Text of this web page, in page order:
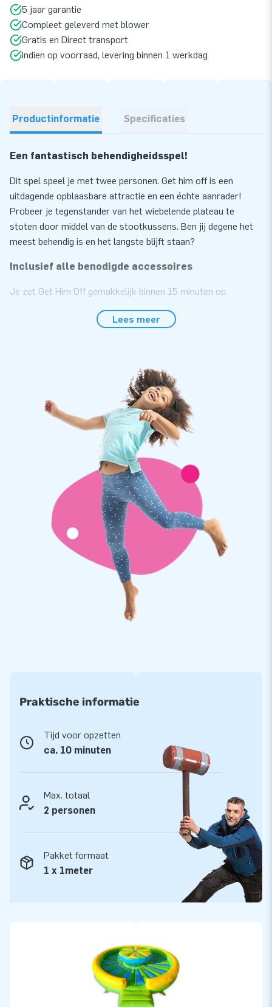
5 jaar garantie
Compleet geleverd met blower
Gratis en Direct transport
Indien op voorraad, levering binnen 1 werkdag
Productinformatie Specificaties
Een fantastisch behendigheidsspel!
Dit spel speel je met twee personen. Get him off is een
uitdagende opblaasbare attractie en een échte aanrader!
Probeer je tegenstander van het wiebelende plateau te
stoten door middel van de stootkussens. Ben jij degene het
meest behendig is en het langste blijft staan?
Inclusief alle benodigde accessoires
Je zet Get Him Off gemakkelijk binnen 15 minuten op.
evenement. We leveren hem in één deel, waardoor hij
stootkussens, valhelmen en een duidelijke handleiding. Alles
compleet voor een mooie beleving.
Maar liefst 5 jaar garantie
Omdat JB kussens op meerdere punten verstevigd en
meervoudig gestikt zijn, bieden we deze inflatable met 5 jaar
garantie aan. De sterke, hoge kwaliteit PVC is duurzaam en
eenvoudig schoon te houden. Hierdoor lever jij met dit
product jarenlang optimaal speelplezier.
Koop het unieke Get Him Off spel en bezorg jouw klanten de
dag van hun leven!
Al ruim 15.000 klanten kozen ook voor JB
JB laat al meer dan 15 jaar mensen wereldwijd letterlijk een
gat in de lucht te springen. Maar liefst 15.000 klanten in
totaal kozen al voor ons. Ons team van designers,
Lees meer
Praktische informatie
Tijd voor opzetten
ca. 10 minuten
Max. totaal
2 personen
Pakket formaat
1 x 1meter